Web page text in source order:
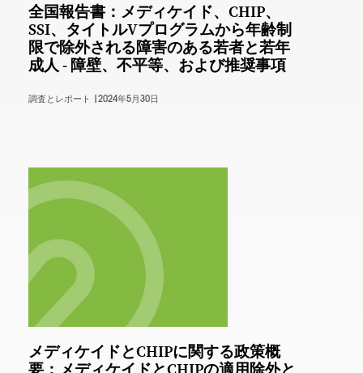
全国報告書：メディケイド、CHIP、
SSI、タイトルVプログラムから年齢制
限で除外される障害のある若者と若年
成人 - 障壁、不平等、および推奨事項
調査とレポート | 2024年5月30日
メディケイドとCHIPに関する政策概